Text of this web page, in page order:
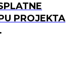
PROJEKTA